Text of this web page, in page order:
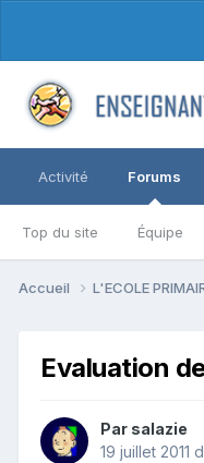
Activité Forums
Top du site Équipe
Accueil L'ECOLE
Evaluation
Par salazie
19 juillet 2011